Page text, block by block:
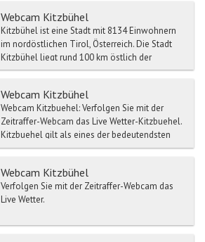
Webcam Kitzbühel
Kitzbühel ist eine Stadt mit 8134 Einwohnern
im nordöstlichen Tirol, Österreich. Die Stadt
Kitzbühel liegt rund 100 km östlich der
Landeshauptstad...
Webcam Kitzbühel
Webcam Kitzbuehel: Verfolgen Sie mit der
Zeitraffer-Webcam das Live Wetter-Kitzbuehel.
Kitzbuehel gilt als eines der bedeutendsten
Wi...
Webcam Kitzbühel
Verfolgen Sie mit der Zeitraffer-Webcam das
Live Wetter.